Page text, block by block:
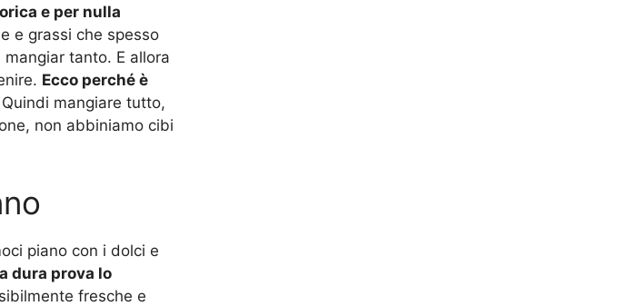
e per nulla
e grassi che spesso
tanto. E allora
Ecco perché è
mangiare tutto,
non abbiniamo cibi
piano con i dolci e
dura prova lo
fresche e